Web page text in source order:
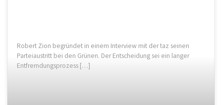
Robert Zion begründet in einem Interview mit der taz seinen
Parteiaustritt bei den Grünen. Der Entscheidung sei ein langer
Entfremdungsprozess […]